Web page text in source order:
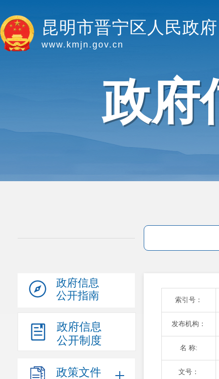
昆明市晋宁区人民政府
www.kmjn.gov.cn
政府
政府信息
公开指南
政府信息
公开制度
政策文件
索引号：
发布机构：
名 称:
文号：